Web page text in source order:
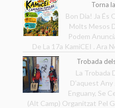
Torna
Bon Dia! Ja És
Molts Mesos
Podem
De La 17a KamiCEI . Ara
Trobada
La Trobada
D’aquest Any
Enguany, Se
(Alt Camp) Organitzat Pel